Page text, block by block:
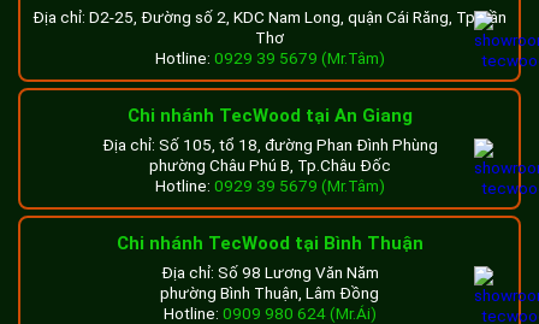
Địa chỉ: D2-25, Đường số 2, KDC Nam Long, quận Cái Răng, Tp.Cần
Thơ
Hotline: 0929 39 5679 (Mr.Tâm)
Chi nhánh TecWood tại An Giang
Địa chỉ: Số 105, tổ 18, đường Phan Đình Phùng
phường Châu Phú B, Tp.Châu Đốc
Hotline: 0929 39 5679 (Mr.Tâm)
Chi nhánh TecWood tại Bình Thuận
Địa chỉ: Số 98 Lương Văn Năm
phường Bình Thuận, Lâm Đồng
Hotline: 0909 980 624 (Mr.Ái)